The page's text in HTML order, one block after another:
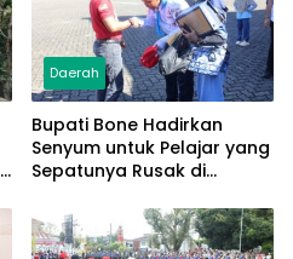
Daerah
Bupati Bone Hadirkan
Senyum untuk Pelajar yang
Sepatunya Rusak di
Kemerdekaan